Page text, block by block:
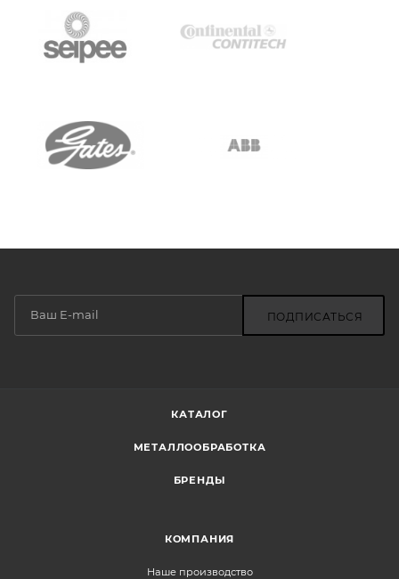
ПОДПИСАТЬСЯ
КАТАЛОГ
МЕТАЛЛООБРАБОТКА
БРЕНДЫ
КОМПАНИЯ
Наше производство